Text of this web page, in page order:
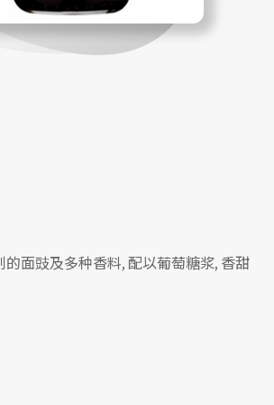
的面豉及多种香料, 配以葡萄糖浆, 香甜